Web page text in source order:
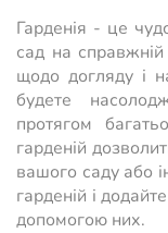
Гарденія - це
сад на
щодо догляду і
будете
протягом
гарденій
вашого саду або
гарденій і
допомогою них.